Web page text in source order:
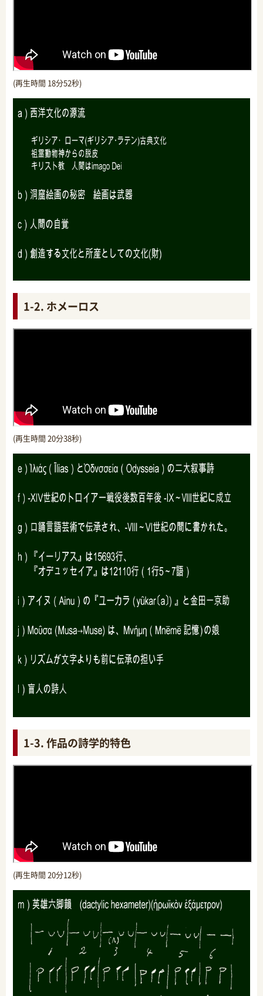
(再生時間 18分52秒)
1-2. ホメーロス
(再生時間 20分38秒)
1-3. 作品の詩学的特色
(再生時間 20分12秒)